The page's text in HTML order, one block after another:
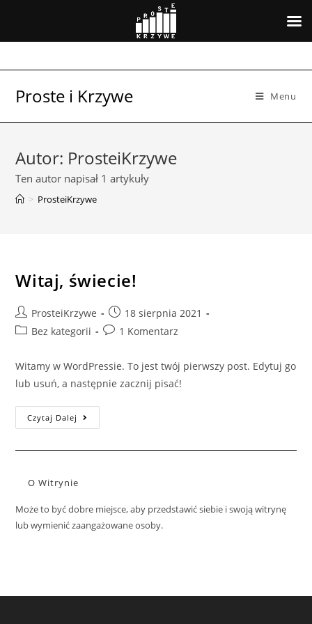
to
Proste i Krzywe Menu
Autor: ProsteiKrzywe
Ten autor napisał 1 artykuły
> ProsteiKrzywe
Witaj, świecie!
Post
author:
ProsteiKrzywe
Post
published:
18 sierpnia 2021
PostBez kategorii
Post1 Komentarz
Witamy w WordPressie. To jest twój pierwszy post. Edytuj go
lub usuń, a następnie zacznij pisać!
Czytaj Dalej Witaj,
Świecie!
O Witrynie
Może to być dobre miejsce, aby przedstawić siebie i swoją witrynę
lub wymienić zaangażowane osoby.